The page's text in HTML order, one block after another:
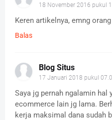
18 November 2016 pukul
Keren artikelnya, emng
Balas
Blog Situs
17 Januari 2018 pukul
Saya jg pernah ngalamin hal
ecommerce lain jg lama.
kerja maksimal dana sudah